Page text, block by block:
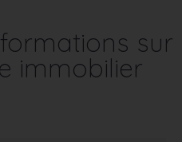
sur
immobilier